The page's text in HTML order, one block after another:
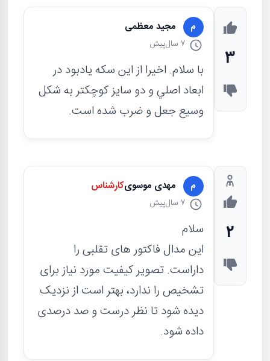
3
م مجید معظمی
7 سال پیش
با سلام. اخيرا از اين سكه يادبود در
ابعاد اصلي و دو سايز كوچكتر به شكل
وسيع جعل و ضرب شده است.
2
م مهدی موسویکارشناس
7 سال پیش
سلام
این مدال فاکتور های تقلبی را
داراست. تصویر کیفیت مورد نیاز برای
تشخیص را ندارد، بهتر است از نزدیک
دیده شود تا نظر درست و صد درصدی
داده شود.